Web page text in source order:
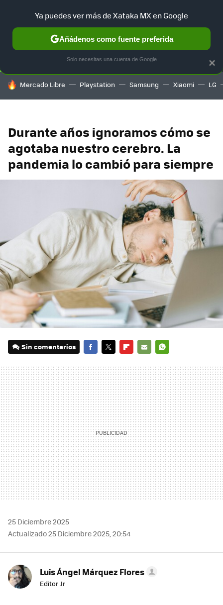
SELECCIÓN GAMING HOME AUTO TERRITORIO
HOY SE HABLA DE
Mercado Libre Playstation Samsung Xiaomi LG
Durante años ignoramos cómo se
agotaba nuestro cerebro. La
pandemia lo cambió para siempre
Sin comentarios
MAIL
25 Diciembre 2025
Actualizado 25 Diciembre 2025, 20:54
Luis Ángel Márquez Flores
Editor Jr
×
Ya puedes ver más de Xataka MX en Google
Añádenos como fuente preferida
Solo necesitas una cuenta de Google